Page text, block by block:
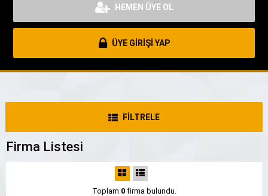
HEMEN ÜYE OL
ÜYE GİRİŞİ YAP
FİLTRELE
Firma Listesi
Toplam 0firma bulundu.